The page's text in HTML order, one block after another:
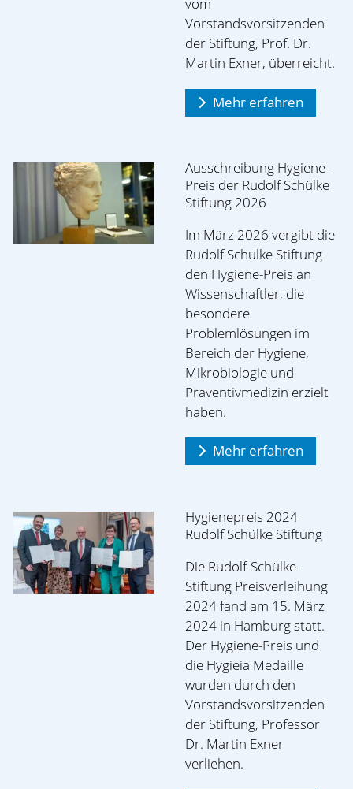
vom
Vorstandsvorsitzenden
der Stiftung, Prof. Dr.
Martin Exner, überreicht.
Mehr erfahren
Ausschreibung Hygiene-
Preis der Rudolf Schülke
Stiftung 2026
Im März 2026 vergibt die
Rudolf Schülke Stiftung
den Hygiene-Preis an
Wissenschaftler, die
besondere
Problemlösungen im
Bereich der Hygiene,
Mikrobiologie und
Präventivmedizin erzielt
haben.
Mehr erfahren
Hygienepreis 2024
Rudolf Schülke Stiftung
Die Rudolf-Schülke-
Stiftung Preisverleihung
2024 fand am 15. März
2024 in Hamburg statt.
Der Hygiene-Preis und
die Hygieia Medaille
wurden durch den
Vorstandsvorsitzenden
der Stiftung, Professor
Dr. Martin Exner
verliehen.